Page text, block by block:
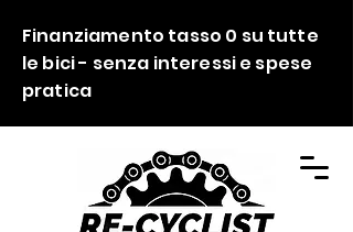
Finanziamento tasso 0 su tutte
le bici - senza interessi e spese
pratica